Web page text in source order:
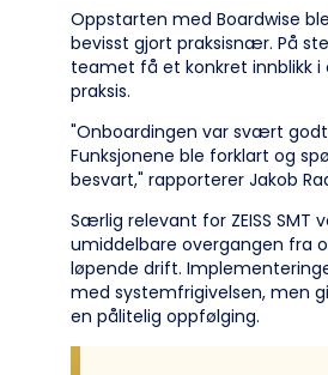
Oppstarten med Boardwise ble
bevisst gjort praksisnær. På
teamet få et konkret innblikk i
praksis.
"Onboardingen var svært
Funksjonene ble forklart og
besvart," rapporterer Jakob
Særlig relevant for ZEISS SMT
umiddelbare overgangen fra
løpende drift.
med systemfrigivelsen, men
en pålitelig oppfølging.